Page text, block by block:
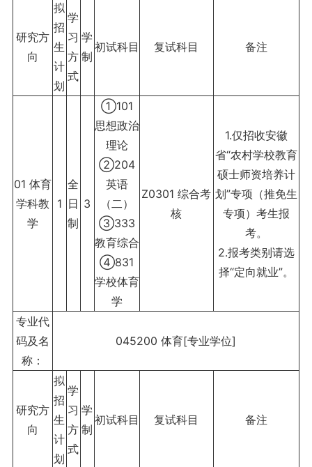
研究方
向
拟
招
生
计
划
学
习
方
式
学
制
初试科目 复试科目 备注
01 体育
学科教
学
1
全
日
制
3
①101
思想政治
理论
②204
英语
（二）
③333
教育综合
④831
学校体育
学
Z0301 综合考
核
1.仅招收安徽
省“农村学校教育
硕士师资培养计
划”专项（推免生
专项）考生报
考。
2.报考类别请选
择“定向就业”。
专业代
码及名
称：
045200 体育[专业学位]
研究方
向
拟
招
生
计
划
学
习
方
式
学
制
初试科目 复试科目 备注